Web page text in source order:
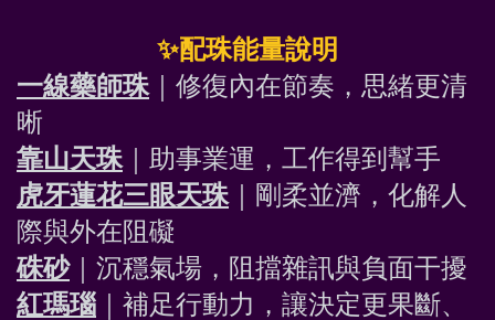
✨配珠能量說明
一線藥師珠｜修復內在節奏，思緒更清
晰
靠山天珠｜助事業運，工作得到幫手
虎牙蓮花三眼天珠｜剛柔並濟，化解人
際與外在阻礙
硃砂｜沉穩氣場，阻擋雜訊與負面干擾
紅瑪瑙 ｜補足行動力，讓決定更果斷、